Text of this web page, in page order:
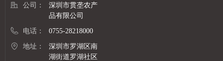
公司：
深圳市贯垄农产
品有限公司
电话： 0755-28218000
地址：
深圳市罗湖区南
湖街道罗湖社区